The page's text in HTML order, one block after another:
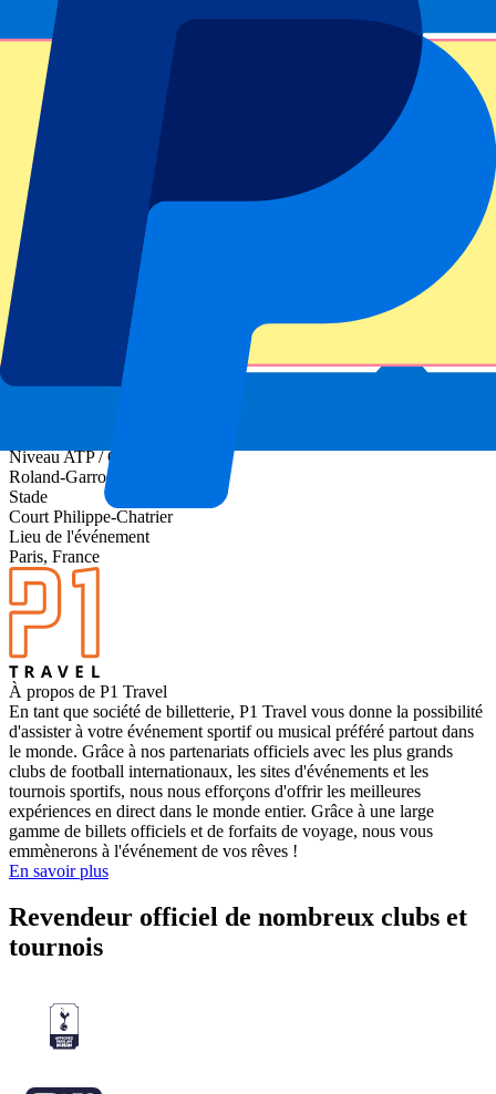
Vos informations seront utilisées conformément à notre
Privacy
.
Merci d'avoir envoyé le formulaire !
Informations sur l'événement
À propos de Roland-Garros Day 6 - 3rd Round -
Niveau ATP / Grand Chelem
Roland-Garros 2027
Stade
Court Philippe-Chatrier
Lieu de l'événement
Paris, France
À propos de P1 Travel
En tant que société de billetterie, P1 Travel vous donne la possibilité
d'assister à votre événement sportif ou musical préféré partout dans
le monde. Grâce à nos partenariats officiels avec les plus grands
clubs de football internationaux, les sites d'événements et les
tournois sportifs, nous nous efforçons d'offrir les meilleures
expériences en direct dans le monde entier. Grâce à une large
gamme de billets officiels et de forfaits de voyage, nous vous
emmènerons à l'événement de vos rêves !
En savoir plus
Revendeur officiel de nombreux clubs et
tournois